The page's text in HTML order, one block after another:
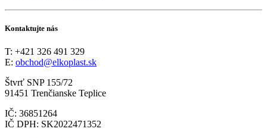
Kontaktujte nás
T: +421 326 491 329
E: obchod@elkoplast.sk
Štvrť SNP 155/72
91451 Trenčianske Teplice
IČ: 36851264
IČ DPH: SK2022471352